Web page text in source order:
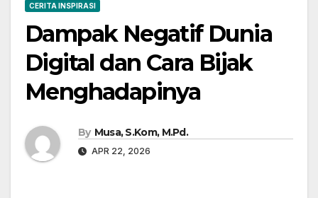
CERITA INSPIRASI
Dampak Negatif Dunia
Digital dan Cara Bijak
Menghadapinya
By Musa, S.Kom, M.Pd.
APR 22, 2026